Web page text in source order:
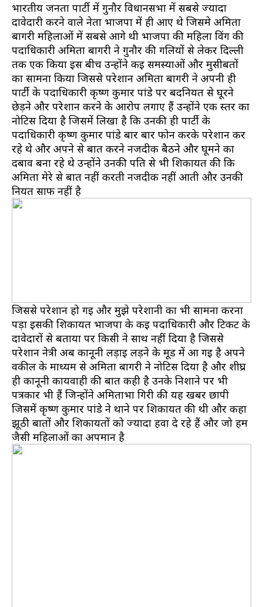
भारतीय जनता पार्टी में गुनौर विधानसभा में सबसे ज्यादा
दावेदारी करने वाले नेता भाजपा में ही आए थे जिसमे अमिता
बागरी महिलाओं में सबसे आगे थी भाजपा की महिला विंग की
पदाधिकारी अमिता बागरी ने गुनौर की गलियों से लेकर दिल्ली
तक एक किया इस बीच उन्होंने कई समस्याओं और मुसीबतों
का सामना किया जिससे परेशान अमिता बागरी ने अपनी ही
पार्टी के पदाधिकारी कृष्ण कुमार पांडे पर बदनियत से घूरने
छेड़ने और परेशान करने के आरोप लगाए हैं उन्होंने एक स्तर का
नोटिस दिया है जिसमें लिखा है कि उनकी ही पार्टी के
पदाधिकारी कृष्ण कुमार पांडे बार बार फोन करके परेशान कर
रहे थे और अपने से बात करने नजदीक बैठने और घूमने का
दबाव बना रहे थे उन्होंने उनकी पति से भी शिकायत की कि
अमिता मेरे से बात नहीं करती नजदीक नहीं आती और उनकी
नियत साफ नहीं है
जिससे परेशान हो गई और मुझे परेशानी का भी सामना करना
पड़ा इसकी शिकायत भाजपा के कई पदाधिकारी और टिकट के
दावेदारों से बताया पर किसी ने साथ नहीं दिया है जिससे
परेशान नेत्री अब कानूनी लड़ाई लड़ने के मूड में आ गई है अपने
वकील के माध्यम से अमिता बागरी ने नोटिस दिया है और शीघ्र
ही कानूनी कार्यवाही की बात कही है उनके निशाने पर भी
पत्रकार भी हैं जिन्होंने अमिताभा गिरी की यह खबर छापी
जिसमें कृष्ण कुमार पांडे ने थाने पर शिकायत की थी और कहा
झूठी बातों और शिकायतों को ज्यादा हवा दे रहे हैं और जो हम
जैसी महिलाओं का अपमान है